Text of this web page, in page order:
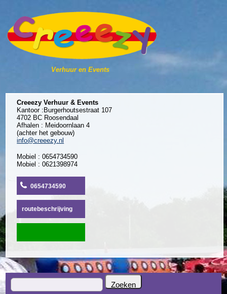
Verhuur en Events
Creeezy Verhuur & Events
Kantoor :Burgerhoutsestraat 107
4702 BC Roosendaal
Afhalen : Meidoornlaan 4
(achter het gebouw)
info@creeezy.nl
Mobiel : 0654734590
Mobiel : 0621398974
0654734590
routebeschrijving